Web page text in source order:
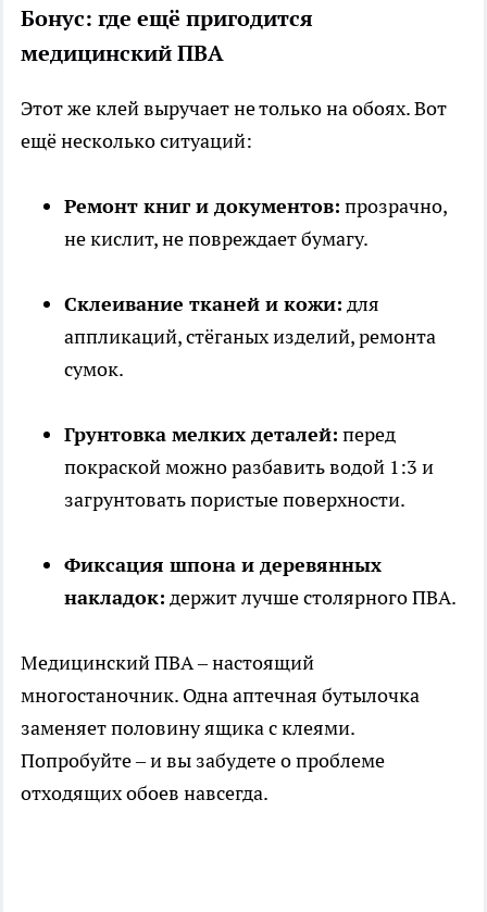
Бонус: где ещё пригодится
медицинский ПВА
Этот же клей выручает не только на обоях. Вот
ещё несколько ситуаций:
Ремонт книг и документов: прозрачно,
не кислит, не повреждает бумагу.
Склеивание тканей и кожи: для
аппликаций, стёганых изделий, ремонта
сумок.
Грунтовка мелких деталей: перед
покраской можно разбавить водой 1:3 и
загрунтовать пористые поверхности.
Фиксация шпона и деревянных
накладок: держит лучше столярного ПВА.
Медицинский ПВА – настоящий
многостаночник. Одна аптечная бутылочка
заменяет половину ящика с клеями.
Попробуйте – и вы забудете о проблеме
отходящих обоев навсегда.